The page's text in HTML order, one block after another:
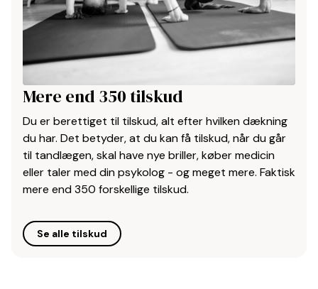
Mere end 350 tilskud
Du er berettiget til tilskud, alt efter hvilken dækning
du har. Det betyder, at du kan få tilskud, når du går
til tandlægen, skal have nye briller, køber medicin
eller taler med din psykolog - og meget mere. Faktisk
mere end 350 forskellige tilskud.
Se alle tilskud